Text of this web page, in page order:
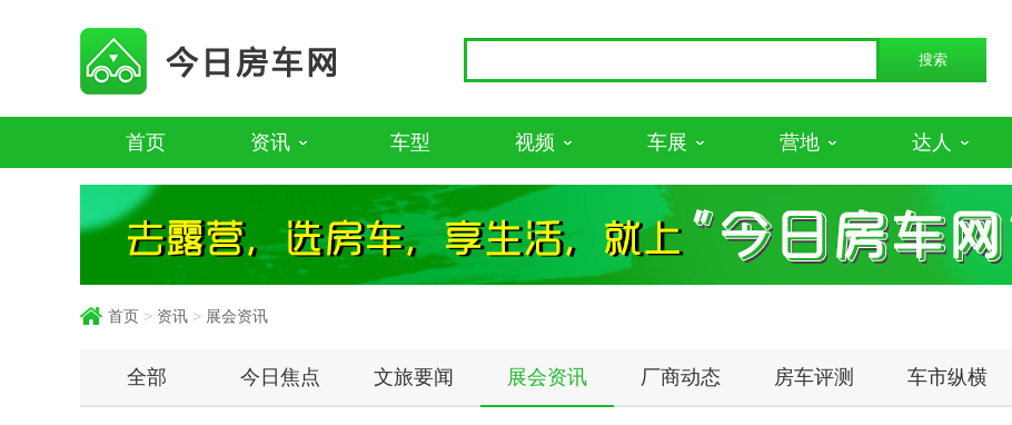
首页 资讯 车型 视频 车展 营地 达人
首页 > 资讯 > 展会资讯
全部 今日焦点 文旅要闻 展会资讯 厂商动态 房车评测 车市纵横